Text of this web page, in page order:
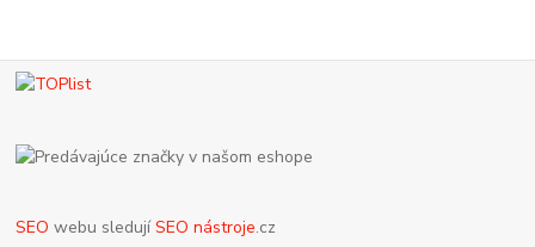
SEO webu sledujíSEO nástroje.cz